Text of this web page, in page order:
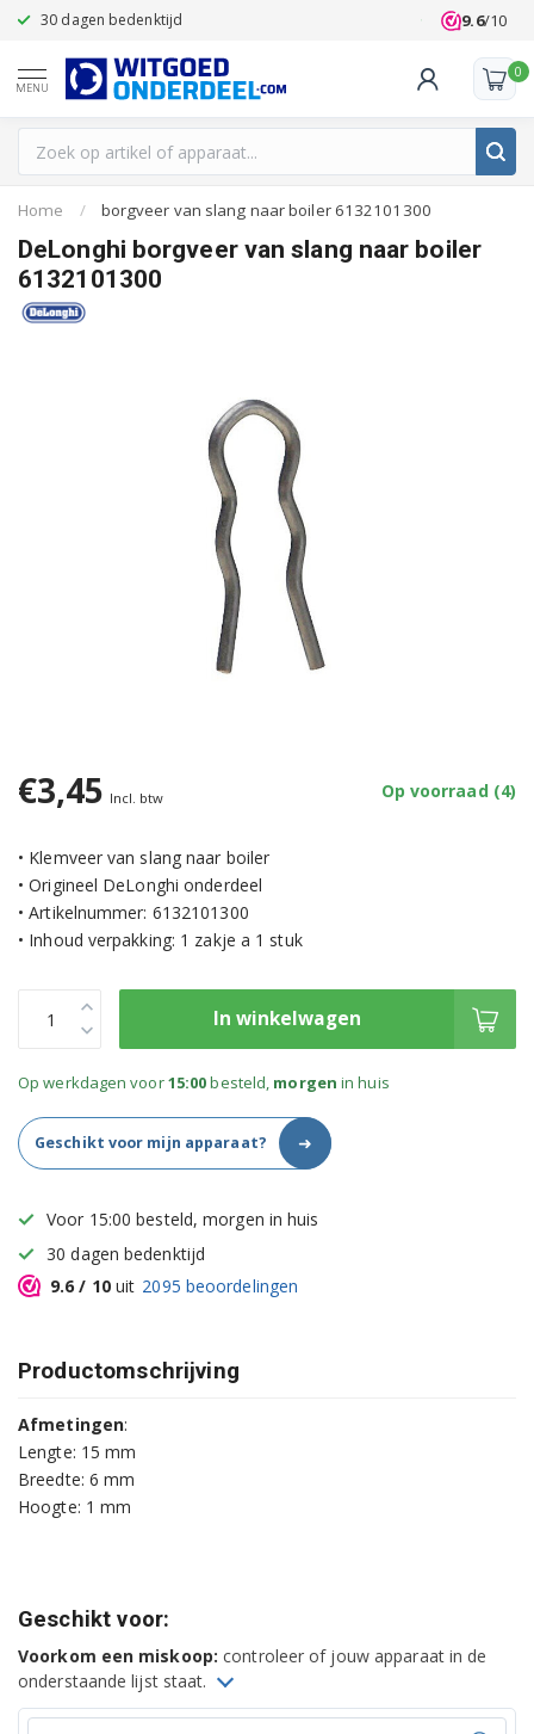
30 dagen bedenktijd Klanten
9.6/10
MENU
0
Home / borgveer van slang naar boiler 6132101300
DeLonghi borgveer van slang naar boiler
6132101300
€3,45 Incl. btw Op voorraad (4)
• Klemveer van slang naar boiler
• Origineel DeLonghi onderdeel
• Artikelnummer: 6132101300
• Inhoud verpakking: 1 zakje a 1 stuk
In winkelwagen
Op werkdagen voor15:00besteld, morgen in huis
Geschikt voor mijn apparaat? ➜
Voor 15:00 besteld, morgen in huis
30 dagen bedenktijd
9.6 / 10uit 2095 beoordelingen
Productomschrijving
Afmetingen:
Lengte: 15 mm
Breedte: 6 mm
Hoogte: 1 mm
Geschikt voor:
Voorkom een miskoop: controleer of jouw apparaat in de
onderstaande lijst staat.